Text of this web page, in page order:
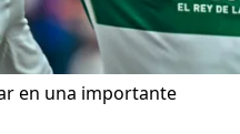
en una importante